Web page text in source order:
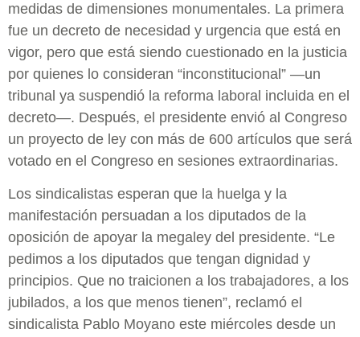
medidas de dimensiones monumentales. La primera
fue un decreto de necesidad y urgencia que está en
vigor, pero que está siendo cuestionado en la justicia
por quienes lo consideran “inconstitucional” —un
tribunal ya suspendió la reforma laboral incluida en el
decreto—. Después, el presidente envió al Congreso
un proyecto de ley con más de 600 artículos que será
votado en el Congreso en sesiones extraordinarias.
Los sindicalistas esperan que la huelga y la
manifestación persuadan a los diputados de la
oposición de apoyar la megaley del presidente. “Le
pedimos a los diputados que tengan dignidad y
principios. Que no traicionen a los trabajadores, a los
jubilados, a los que menos tienen”, reclamó el
sindicalista Pablo Moyano este miércoles desde un